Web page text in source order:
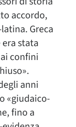
accordo,
Greca
stata
confini
anni
«giudaico-
fino a